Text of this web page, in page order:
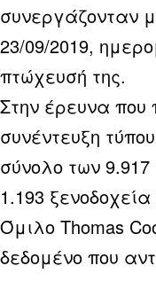
συνεργάζονταν
23/09/2019,
πτώχευσή της.
Στην έρευνα
συνέντευξη
σύνολο των
1.193
Όμιλο Thomas
δεδομένο που